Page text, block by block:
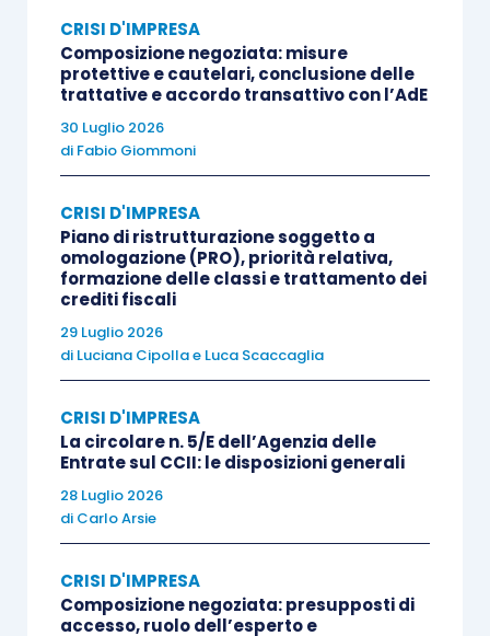
prosecuzione”,sulla base sia di una maggiore
compatibilità di tale strumento con l’articolo 43,
comma 3, L.F., così considerando la specialità
comma 3, e301, comma 1, c.p.c.,
esso appare il più idoneo a realizzare, con le
specificazioni organizzative qui descritte, quei
valori-obiettivo di affidabilità,prevedibilità e
uniformità”dell’interpretazione delle norme
processuali costituenti imprescindibile
presupposto di uguaglianza tra i cittadini e di
“giustizia” del processo.
Sul punto, la giurisprudenza più recente ha
ulteriormente precisato che “non v’è nessun onere
di riassunzione prima della formale dichiarazione di
interruzione” (Corte di Cassazione, n.
Considerato che la dichiarazione di interruzione
CRISI D'IMPRESA
Composizione negoziata: misure
protettive e cautelari, conclusione delle
trattative e accordo transattivo con l’AdE
30 Luglio 2026
di Fabio Giommoni
CRISI D'IMPRESA
Piano di ristrutturazione soggetto a
omologazione (PRO), priorità relativa,
formazione delle classi e trattamento dei
crediti fiscali
29 Luglio 2026
di Luciana Cipollae Luca Scaccaglia
CRISI D'IMPRESA
La circolare n. 5/E dell’Agenzia delle
Entrate sul CCII: le disposizioni generali
28 Luglio 2026
di Carlo Arsie
CRISI D'IMPRESA
Composizione negoziata: presupposti di
accesso, ruolo dell’esperto e